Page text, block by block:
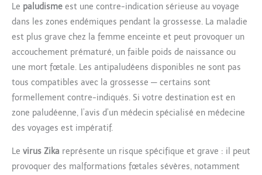
Le paludisme est une contre-indication sérieuse au voyage
dans les zones endémiques pendant la grossesse. La maladie
est plus grave chez la femme enceinte et peut provoquer un
accouchement prématuré, un faible poids de naissance ou
une mort fœtale. Les antipaludéens disponibles ne sont pas
tous compatibles avec la grossesse — certains sont
formellement contre-indiqués. Si votre destination est en
zone paludéenne, l’avis d’un médecin spécialisé en médecine
des voyages est impératif.
Le virus Zika représente un risque spécifique et grave : il peut
provoquer des malformations fœtales sévères, notamment